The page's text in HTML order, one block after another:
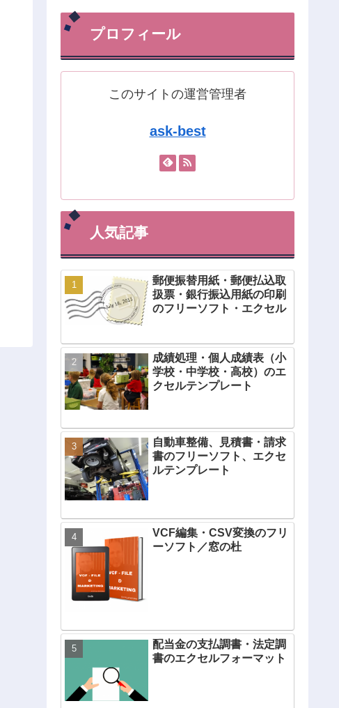
プロフィール
このサイトの運営管理者
ask-best
人気記事
郵便振替用紙・郵便払込取
扱票・銀行振込用紙の印刷
のフリーソフト・エクセル
成績処理・個人成績表（小
学校・中学校・高校）のエ
クセルテンプレート
自動車整備、見積書・請求
書のフリーソフト、エクセ
ルテンプレート
VCF編集・CSV変換のフリ
ーソフト／窓の杜
配当金の支払調書・法定調
書のエクセルフォーマット